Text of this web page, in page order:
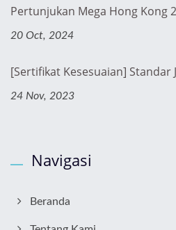
Pertunjukan Mega Hong Kong
20 Oct, 2024
[Sertifikat Kesesuaian] Standar
24 Nov, 2023
Navigasi
Beranda